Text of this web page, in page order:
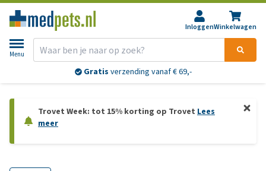
InloggenWinkelwagen
Menu
Gratis verzending vanaf € 69,-
Trovet Week: tot 15% korting op Trovet Lees
meer